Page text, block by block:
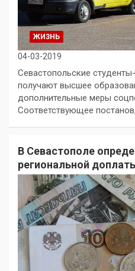
ЖИЗНЬ
04-03-2019
Севастопольские
получают высшее
дополнительные меры
Соответствующее
В Севастополе
региональной